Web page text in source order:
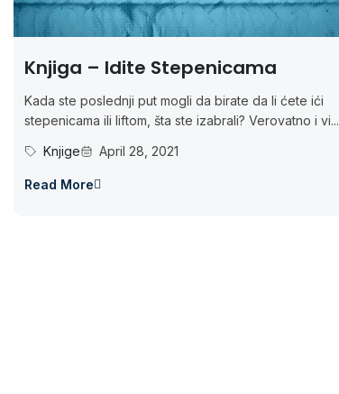
Knjiga – Idite Stepenicama
Kada ste poslednji put mogli da birate da li ćete ići
stepenicama ili liftom, šta ste izabrali? Verovatno i vi...
Knjige
April 28, 2021
Read More